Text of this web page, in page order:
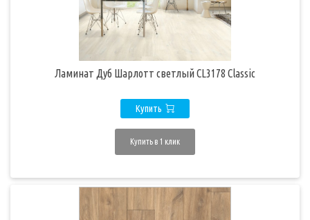
Ламинат Дуб Шарлотт светлый CL3178 Classic
Купить
Купить в 1 клик